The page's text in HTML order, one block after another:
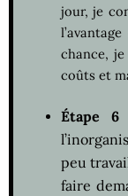
jour, je
chance,
coûts et
Étape 6:
peu
faire